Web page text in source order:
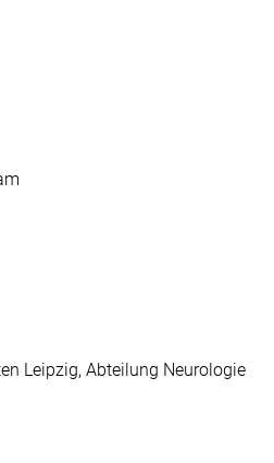
Leipzig, Abteilung Neurologie